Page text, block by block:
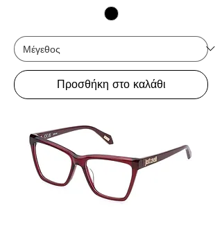
Προσθήκη στο καλάθι